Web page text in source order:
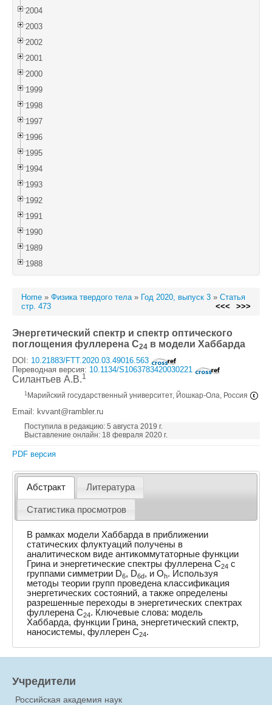
2004
2003
2002
2001
2000
1999
1998
1997
1996
1995
1994
1993
1992
1991
1990
1989
1988
Home » Физика твердого тела» Год 2020, выпуск 3 » Статья
стр. 473
<<< >>>
Энергетический спектр и спектр оптического
поглощения фуллерена C24 в модели Хаббарда
DOI: 10.21883/FTT.2020.03.49016.563
Переводная версия: 10.1134/S1063783420030221
Силантьев А.В.1
1 Марийский государственный университет, Йошкар-Ола, Россия
Email: kvvant@rambler.ru
Поступила в редакцию: 5 августа 2019 г.
Выставление онлайн: 18 февраля 2020 г.
PDF версия
Абстракт Литература
Статистика просмотров
В рамках модели Хаббарда в приближении
статических флуктуаций получены в
аналитическом виде антикоммутаторные функции
Грина и энергетические спектры фуллерена C24 с
группами симметрии D6, D6d, и Oh. Используя
методы теории групп проведена классификация
энергетических состояний, а также определены
разрешенные переходы в энергетических спектрах
фуллерена C24. Ключевые слова: модель
Хаббарда, функции Грина, энергетический спектр,
наносистемы, фуллерен C24.
Учредители
Российская академия наук